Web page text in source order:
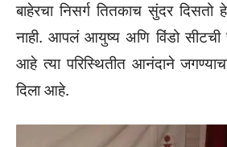
बाहेरचा निसर्ग तितकाच सुंदर
नाही. आपलं आयुष्य अणि विंडो
आहे त्या परिस्थितीत आनंदाने
दिला आहे.